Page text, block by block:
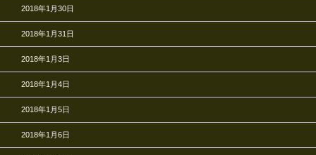
2018年1月30日
2018年1月31日
2018年1月3日
2018年1月4日
2018年1月5日
2018年1月6日